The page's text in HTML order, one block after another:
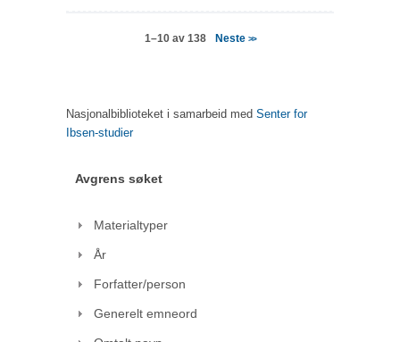
1–10 av 138 Neste >>
Nasjonalbiblioteket i samarbeid med Senter for
Ibsen-studier
Avgrens søket
Materialtyper
År
Forfatter/person
Generelt emneord